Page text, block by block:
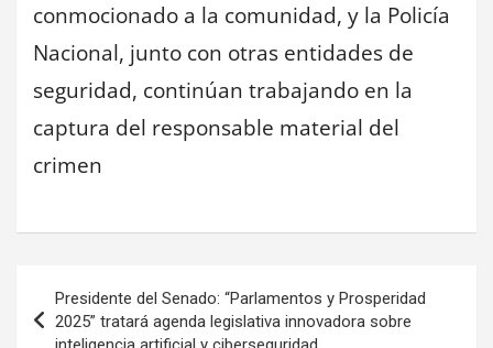
conmocionado a la comunidad, y la Policía
Nacional, junto con otras entidades de
seguridad, continúan trabajando en la
captura del responsable material del
crimen
Navegación
de
Presidente del Senado: “Parlamentos y Prosperidad
2025” tratará agenda legislativa innovadora sobre